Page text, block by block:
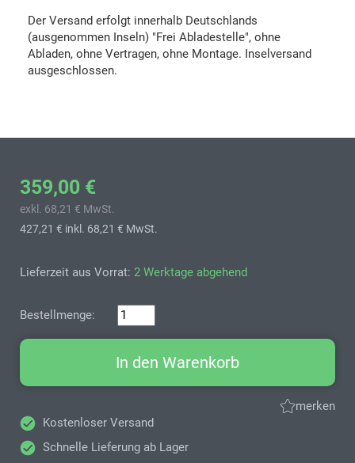
Der Versand erfolgt innerhalb Deutschlands
(ausgenommen Inseln) "Frei Abladestelle", ohne
Abladen, ohne Vertragen, ohne Montage. Inselversand
ausgeschlossen.
359,00 €
exkl. 68,21 € MwSt.
427,21 € inkl. 68,21 € MwSt.
Lieferzeit aus Vorrat: 2 Werktage abgehend
Bestellmenge:
In den Warenkorb
merken
Kostenloser Versand
Schnelle Lieferung ab Lager